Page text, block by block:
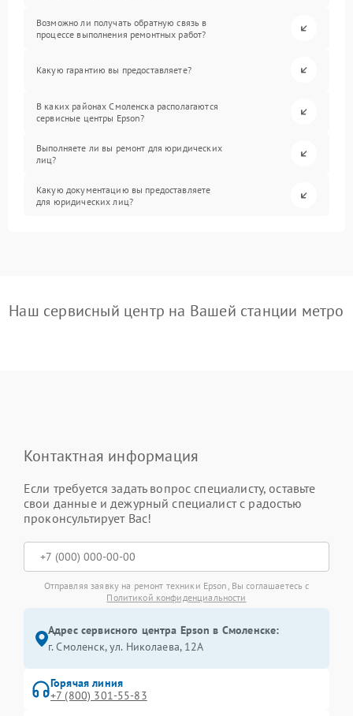
Возможно ли получать обратную связь в
процессе выполнения ремонтных работ?
Какую гарантию вы предоставляете?
В каких районах Смоленска располагаются
сервисные центры Epson?
Выполняете ли вы ремонт для юридических
лиц?
Какую документацию вы предоставляете
для юридических лиц?
Наш сервисный центр на Вашей станции метро
Контактная информация
Если требуется задать вопрос специалисту, оставьте
свои данные и дежурный специалист с радостью
проконсультирует Вас!
Отправляя заявку на ремонт техники Epson, Вы соглашаетесь с
Политикой конфиденциальности
Адрес сервисного центра Epson в Смоленске:
г. Смоленск, ул. Николаева, 12А
Горячая линия
+7 (800) 301-55-83